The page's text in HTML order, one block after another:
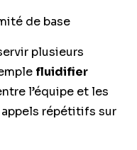
de base
plusieurs
fluidifier
l’équipe et les
répétitifs sur